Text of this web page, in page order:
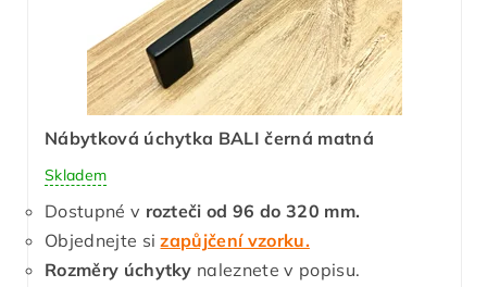
Nábytková úchytka BALI černá matná
Skladem
Dostupné v rozteči od 96 do 320 mm.
Objednejte si zapůjčení vzorku.
Rozměry úchytky naleznete v popisu.